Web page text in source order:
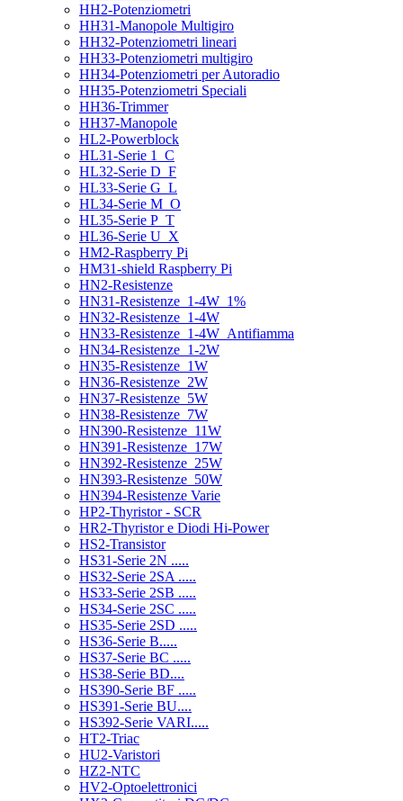
HH2-Potenziometri
HH31-Manopole Multigiro
HH32-Potenziometri lineari
HH33-Potenziometri multigiro
HH34-Potenziometri per Autoradio
HH35-Potenziometri Speciali
HH36-Trimmer
HH37-Manopole
HL2-Powerblock
HL31-Serie 1_C
HL32-Serie D_F
HL33-Serie G_L
HL34-Serie M_O
HL35-Serie P_T
HL36-Serie U_X
HM2-Raspberry Pi
HM31-shield Raspberry Pi
HN2-Resistenze
HN31-Resistenze_1-4W_1%
HN32-Resistenze_1-4W
HN33-Resistenze_1-4W_Antifiamma
HN34-Resistenze_1-2W
HN35-Resistenze_1W
HN36-Resistenze_2W
HN37-Resistenze_5W
HN38-Resistenze_7W
HN390-Resistenze_11W
HN391-Resistenze_17W
HN392-Resistenze_25W
HN393-Resistenze_50W
HN394-Resistenze Varie
HP2-Thyristor - SCR
HR2-Thyristor e Diodi Hi-Power
HS2-Transistor
HS31-Serie 2N .....
HS32-Serie 2SA .....
HS33-Serie 2SB .....
HS34-Serie 2SC .....
HS35-Serie 2SD .....
HS36-Serie B.....
HS37-Serie BC .....
HS38-Serie BD....
HS390-Serie BF .....
HS391-Serie BU....
HS392-Serie VARI.....
HT2-Triac
HU2-Varistori
HZ2-NTC
HV2-Optoelettronici